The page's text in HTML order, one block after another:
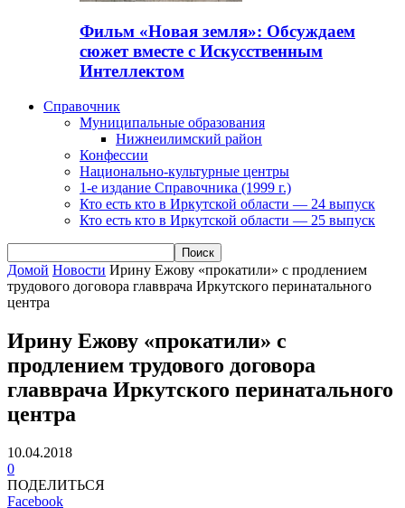
Фильм «Новая земля»: Обсуждаем
сюжет вместе с Искусственным
Интеллектом
Справочник
Муниципальные образования
Нижнеилимский район
Конфессии
Национально-культурные центры
1-е издание Справочника (1999 г.)
Кто есть кто в Иркутской области — 24 выпуск
Кто есть кто в Иркутской области — 25 выпуск
Домой Новости Ирину Ежову «прокатили» с продлением
трудового договора главврача Иркутского перинатального
центра
Ирину Ежову «прокатили» с
продлением трудового договора
главврача Иркутского перинатального
центра
10.04.2018
0
ПОДЕЛИТЬСЯ
Facebook